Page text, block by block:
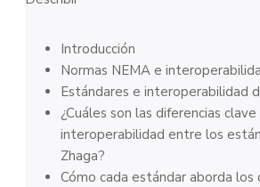
Introducción
Normas NEMA e
Estándares e interoperabilidad
¿Cuáles son las diferencias clave
interoperabilidad entre los
Zhaga?
Cómo cada estándar aborda los